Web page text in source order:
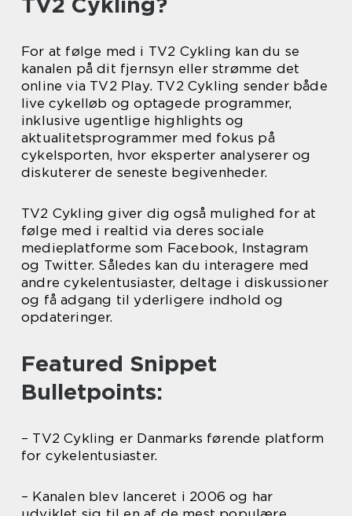
For at følge med i TV2 Cykling kan du se
kanalen på dit fjernsyn eller strømme det
online via TV2 Play. TV2 Cykling sender både
live cykelløb og optagede programmer,
inklusive ugentlige highlights og
aktualitetsprogrammer med fokus på
cykelsporten, hvor eksperter analyserer og
diskuterer de seneste begivenheder.
TV2 Cykling giver dig også mulighed for at
følge med i realtid via deres sociale
medieplatforme som Facebook, Instagram
og Twitter. Således kan du interagere med
andre cykelentusiaster, deltage i diskussioner
og få adgang til yderligere indhold og
opdateringer.
Featured Snippet
Bulletpoints:
– TV2 Cykling er Danmarks førende platform
for cykelentusiaster.
– Kanalen blev lanceret i 2006 og har